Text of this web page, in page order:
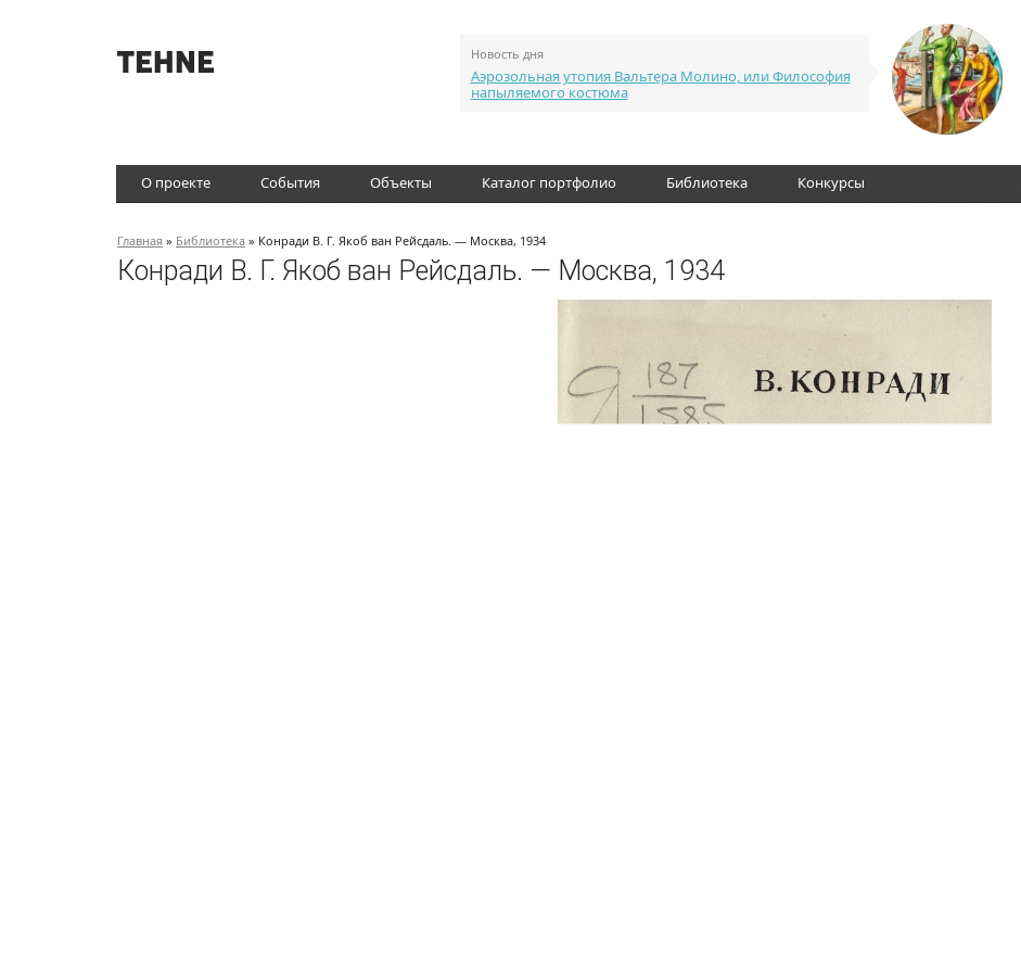
Новость дня
Аэрозольная утопия Вальтера Молино, или Философия
напыляемого костюма
О проекте События Объекты Каталог портфолио Библиотека Конкурсы
Главная » Библиотека » Конради В. Г. Якоб ван Рейсдаль. — Москва, 1934
Конради В. Г. Якоб ван Рейсдаль. — Москва, 1934